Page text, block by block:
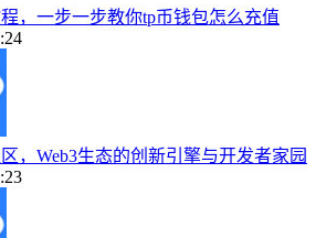
，一步一步教你tp币钱包怎么充值
，Web3生态的创新引擎与开发者家园